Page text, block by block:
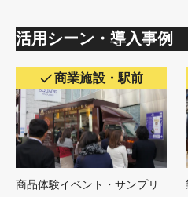
活用シーン・導入事例
商業施設・駅前
商品体験イベント・サンプリ